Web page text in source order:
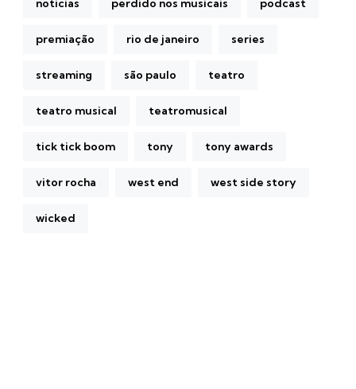
noticias perdido nos musicais podcast
premiação rio de janeiro series
streaming são paulo teatro
teatro musical teatromusical
tick tick boom tony tony awards
vitor rocha west end west side story
wicked